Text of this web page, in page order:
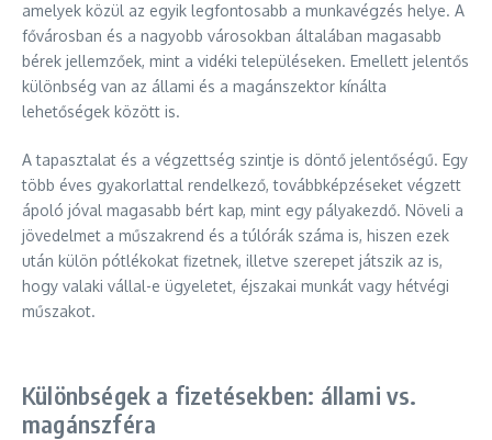
amelyek közül az egyik legfontosabb a munkavégzés helye. A
fővárosban és a nagyobb városokban általában magasabb
bérek jellemzőek, mint a vidéki településeken. Emellett jelentős
különbség van az állami és a magánszektor kínálta
lehetőségek között is.
A tapasztalat és a végzettség szintje is döntő jelentőségű. Egy
több éves gyakorlattal rendelkező, továbbképzéseket végzett
ápoló jóval magasabb bért kap, mint egy pályakezdő. Növeli a
jövedelmet a műszakrend és a túlórák száma is, hiszen ezek
után külön pótlékokat fizetnek, illetve szerepet játszik az is,
hogy valaki vállal-e ügyeletet, éjszakai munkát vagy hétvégi
műszakot.
Különbségek a fizetésekben: állami vs.
magánszféra